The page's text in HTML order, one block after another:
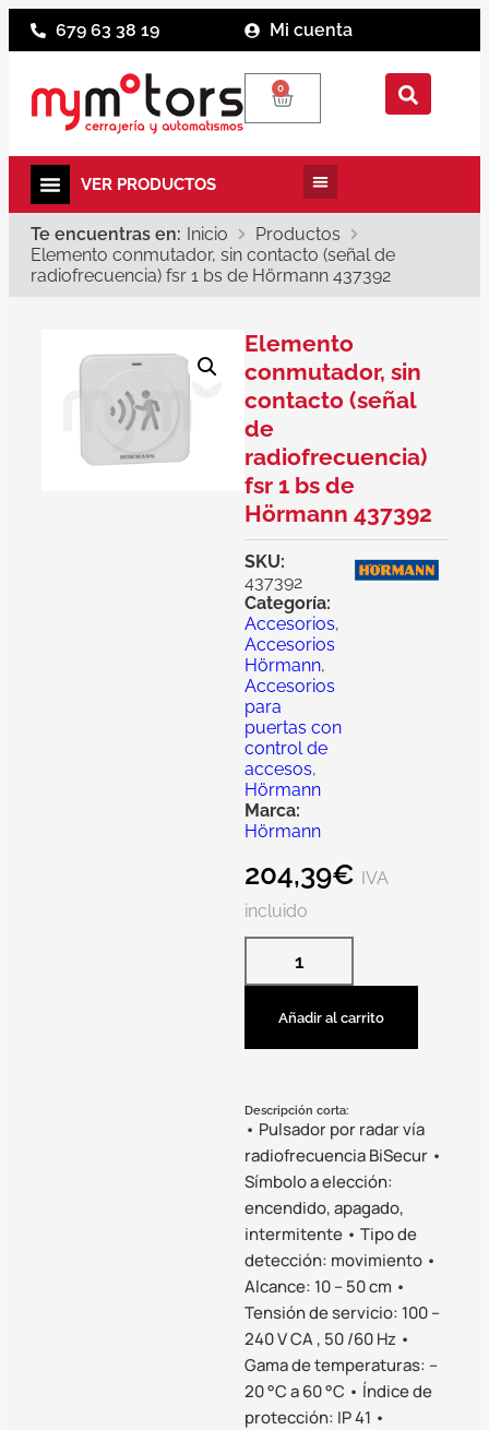
679 63 38 19 Mi cuenta
0
Te encuentras en: Inicio
Productos
Elemento conmutador, sin contacto (señal de
radiofrecuencia) fsr 1 bs de Hörmann 437392
Elemento
conmutador, sin
contacto (señal
de
radiofrecuencia)
fsr 1 bs de
Hörmann 437392
SKU:
437392
Categoría:
Accesorios,
Accesorios
Hörmann,
Accesorios
para
puertas con
control de
accesos,
Hörmann
Marca:
Hörmann
204,39€ IVA
incluido
Añadir al carrito
Descripción corta:
• Pulsador por radar vía
radiofrecuencia BiSecur •
Símbolo a elección:
encendido, apagado,
intermitente • Tipo de
detección: movimiento •
Alcance: 10 – 50 cm •
Tensión de servicio: 100 –
240 V CA , 50 /60 Hz •
Gama de temperaturas: –
20 °C a 60 °C • Índice de
protección: IP 41 •